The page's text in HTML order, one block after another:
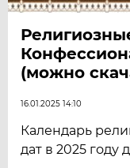
(можно
16.01.2025 14:10
Календарь
дат в 2025 году